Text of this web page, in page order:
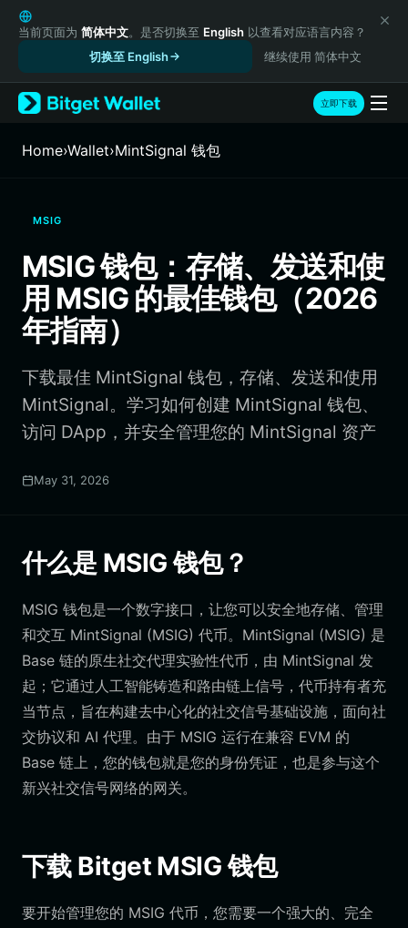
English
日本語
Русский
Español (Latinoamérica)
Türkçe
Italiano
繁體中文
Português (Portugal)
Bahasa Indonesia
ภาษาไทย
हिन्दी
Português (Brasil)
Español (Argentina)
当前页面为 简体中文。是否切换至 English 以查看对应语言内容？
切换至 English
继续使用 简体中文
立即下载
Home›Wallet›MintSignal 钱包
MSIG
MSIG 钱包：存储、发送和使
用 MSIG 的最佳钱包（2026
年指南）
下载最佳 MintSignal 钱包，存储、发送和使用
MintSignal。学习如何创建 MintSignal 钱包、
访问 DApp，并安全管理您的 MintSignal 资产
May 31, 2026
什么是 MSIG 钱包？
MSIG 钱包是一个数字接口，让您可以安全地存储、管理
和交互 MintSignal (MSIG) 代币。MintSignal (MSIG) 是
Base 链的原生社交代理实验性代币，由 MintSignal 发
起；它通过人工智能铸造和路由链上信号，代币持有者充
当节点，旨在构建去中心化的社交信号基础设施，面向社
交协议和 AI 代理。由于 MSIG 运行在兼容 EVM 的
Base 链上，您的钱包就是您的身份凭证，也是参与这个
新兴社交信号网络的网关。
下载 Bitget MSIG 钱包
要开始管理您的 MSIG 代币，您需要一个强大的、完全